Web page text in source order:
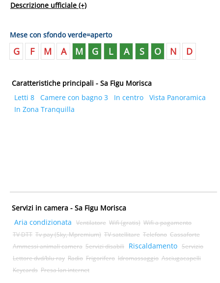
Descrizione ufficiale (+)
Mese con sfondo verde=aperto
G F M A M G L A S O N D
Caratteristiche principali - Sa Figu Morisca
Letti 8
Camere con bagno 3 In centro
Vista Panoramica
In Zona Tranquilla
Servizi in camera - Sa Figu Morisca
Aria condizionata
Ventilatore Wifi (gratis) Wifi a pagamento
TV DTT Tv pay (Sky, Mpremium) TV satellitare Telefono Cassaforte
Ammessi animali camera Servizi disabili Riscaldamento Servizio
Lettore dvd/blu-ray Radio Frigorifero Idromassaggio Asciugacapelli
Keycards Presa lan internet